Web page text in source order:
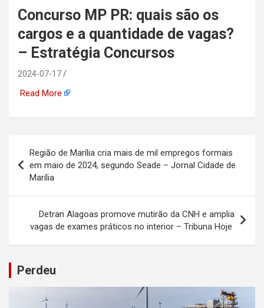
automotiva, mineração,
indústria naval, etc
Concurso MP PR: quais são os
cargos e a quantidade de vagas?
– Estratégia Concursos
2024-07-17
Read More
de
Post
Região de Marília cria mais de mil empregos formais
em maio de 2024, segundo Seade – Jornal Cidade de
Marília
Detran Alagoas promove mutirão da CNH e amplia
vagas de exames práticos no interior – Tribuna Hoje
Perdeu